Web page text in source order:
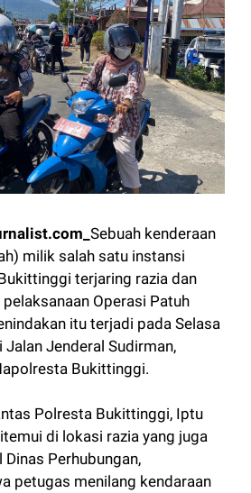
Sebuah kenderaan
milik salah satu instansi
terjaring razia dan
Operasi Patuh
itu terjadi pada Selasa
Jenderal Sudirman,
Bukittinggi.
Polresta Bukittinggi, Iptu
di lokasi razia yang juga
Perhubungan,
petugas menilang kendaraan